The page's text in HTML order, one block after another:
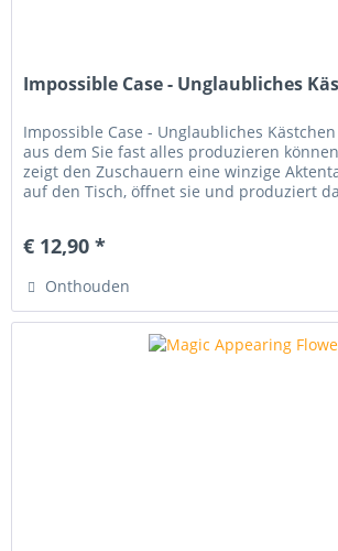
Impossible Case - Unglaubliches
Impossible Case - Unglaubliches
aus dem Sie fast alles produzieren
zeigt den Zuschauern eine winzige
auf den Tisch, öffnet sie und produziert
€ 12,90 *
Onthouden